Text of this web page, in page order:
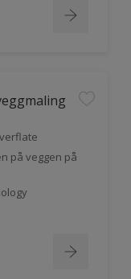
på veggen på